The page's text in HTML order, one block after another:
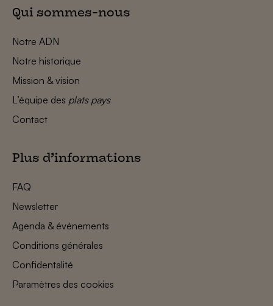
Qui sommes-nous
Notre ADN
Notre historique
Mission & vision
L’équipe des plats pays
Contact
Plus d’informations
FAQ
Newsletter
Agenda & événements
Conditions générales
Confidentalité
Paramètres des cookies